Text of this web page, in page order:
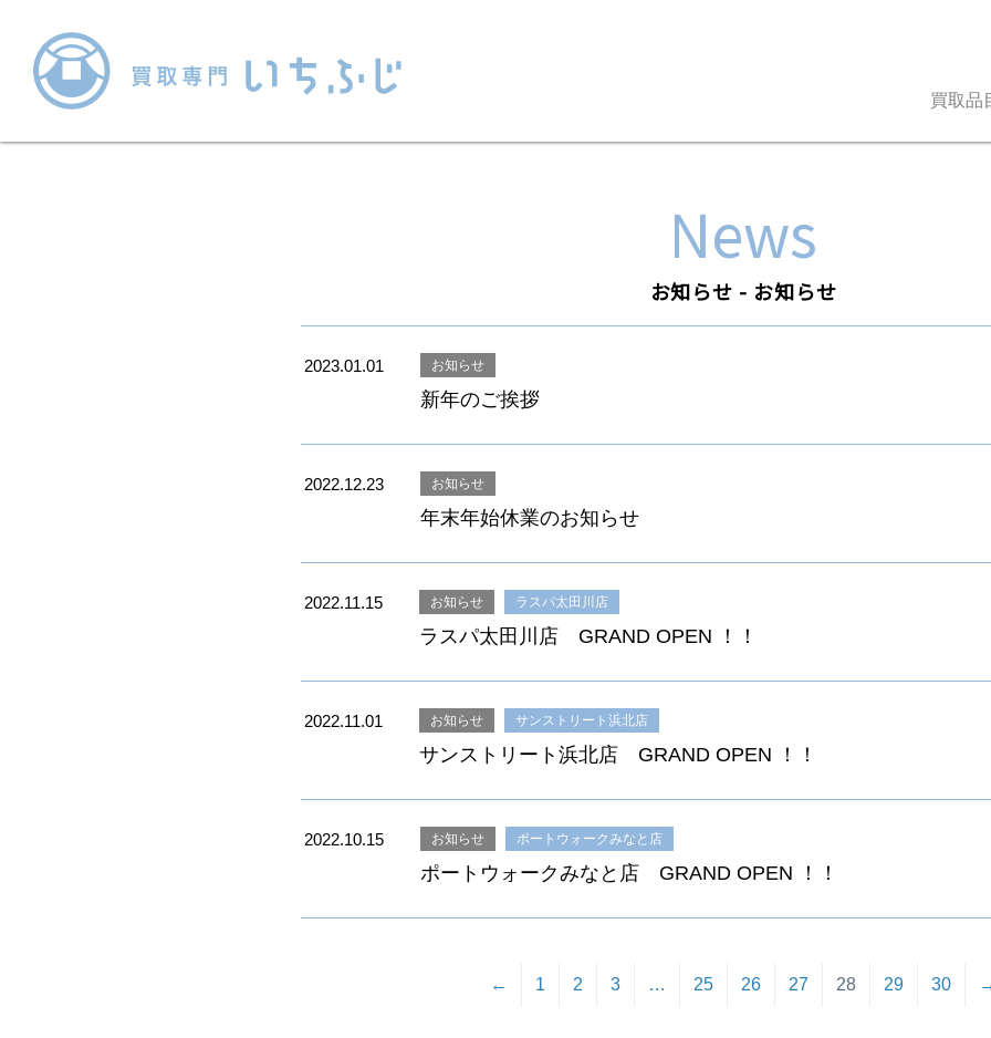
買取品
News
お知らせ - お知らせ
2023.01.01 お知らせ
新年のご挨拶
2022.12.23 お知らせ
年末年始休業のお知らせ
2022.11.15 お知らせ ラスパ太田川店
ラスパ太田川店 GRAND OPEN ！！
2022.11.01 お知らせ サンストリート浜北店
サンストリート浜北店 GRAND OPEN ！！
2022.10.15 お知らせ ポートウォークみなと店
ポートウォークみなと店 GRAND OPEN ！！
← 1 2 3 … 25 26 27 28 29 30